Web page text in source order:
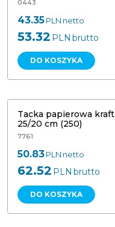
0443
43.35PLN netto
53.32 PLN brutto
DO KOSZYKA
Tacka papierowa kraft 25/20 cm
Tacka papierowa kraft
25/20 cm (250)
7761
50.83PLN netto
62.52 PLN brutto
DO KOSZYKA